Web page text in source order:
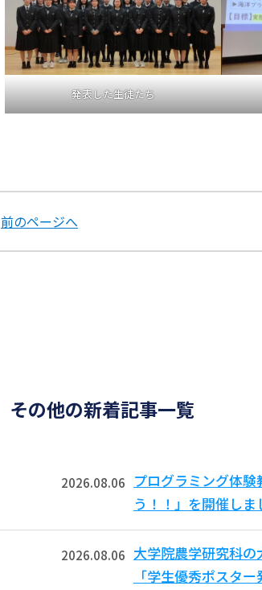
発表した生徒たち
前のページへ
その他の新着記事一覧
2026.08.06
プログラミング体
う！！」を開催しま
2026.08.06 大学院農学研究科
「学生優秀ポスタ